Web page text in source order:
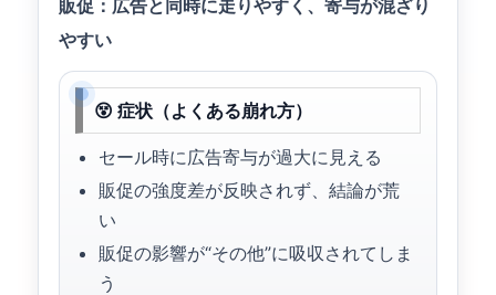
販促：広告と同時に走りやすく、寄与が混ざり
やすい
😵 症状（よくある崩れ方）
セール時に広告寄与が過大に見える
販促の強度差が反映されず、結論が荒
い
販促の影響が“その他”に吸収されてしま
う